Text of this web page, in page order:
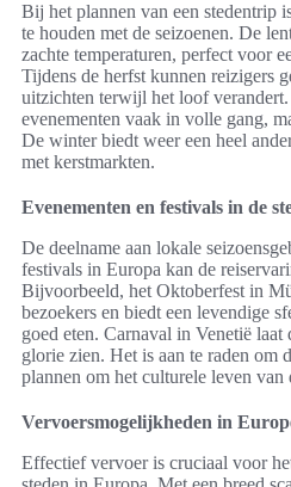
Bij het plannen van een stedentrip
te houden met de seizoenen. De
zachte temperaturen, perfect voor
Tijdens de herfst kunnen reizigers
uitzichten terwijl het loof
evenementen vaak in volle gang,
De winter biedt weer een heel
met kerstmarkten.
Evenementen en festivals in de
De deelname aan lokale
festivals in Europa kan de
Bijvoorbeeld, het Oktoberfest in
bezoekers en biedt een levendige
goed eten. Carnaval in Venetië
glorie zien. Het is aan te raden om
plannen om het culturele leven van
Vervoersmogelijkheden in
Effectief vervoer is cruciaal voor